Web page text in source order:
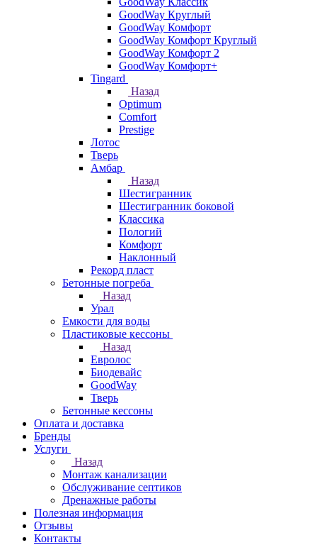
GoodWay Круглый
GoodWay Комфорт
GoodWay Комфорт Круглый
GoodWay Комфорт 2
GoodWay Комфорт+
Tingard
Назад
Optimum
Comfort
Prestige
Лотос
Тверь
Амбар
Назад
Шестигранник
Шестигранник боковой
Классика
Пологий
Комфорт
Наклонный
Рекорд пласт
Бетонные погреба
Назад
Урал
Емкости для воды
Пластиковые кессоны
Назад
Евролос
Биодевайс
GoodWay
Тверь
Бетонные кессоны
Оплата и доставка
Бренды
Услуги
Назад
Монтаж канализации
Обслуживание септиков
Дренажные работы
Полезная информация
Отзывы
Контакты